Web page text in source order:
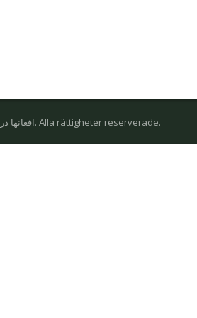
Copyright © افغانها در سویدن. Alla rättigheter reserverade.